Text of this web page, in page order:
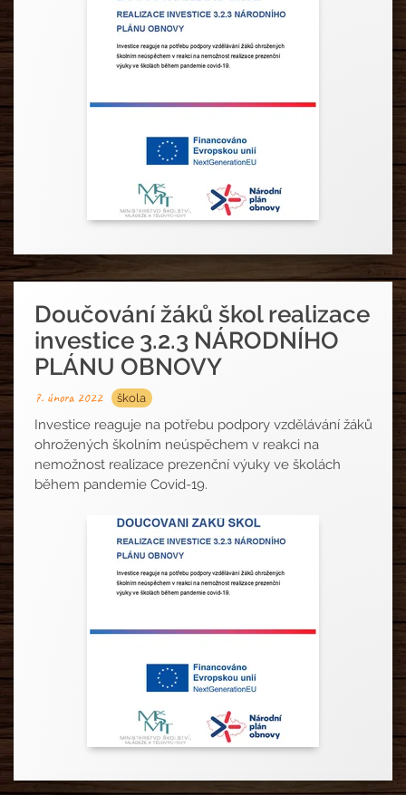
Doučování žáků škol realizace
investice 3.2.3 NÁRODNÍHO
PLÁNU OBNOVY
7. února 2022 škola
Investice reaguje na potřebu podpory vzdělávání žáků
ohrožených školním neúspěchem v reakci na
nemožnost realizace prezenční výuky ve školách
během pandemie Covid-19.